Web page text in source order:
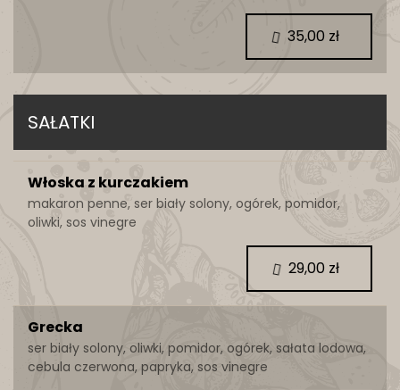
SAŁATKI
Włoska z kurczakiem
makaron penne, ser biały solony, ogórek, pomidor,
oliwki, sos vinegre
Grecka
ser biały solony, oliwki, pomidor, ogórek, sałata lodowa,
cebula czerwona, papryka, sos vinegre